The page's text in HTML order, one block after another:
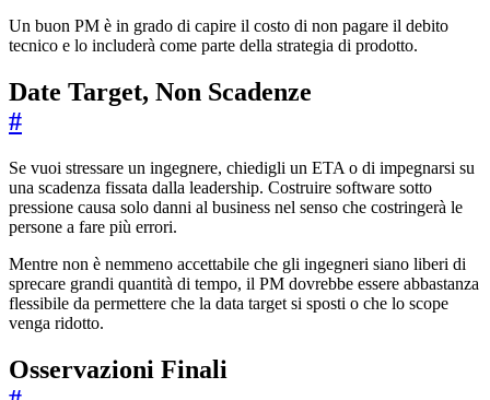
Un buon PM è in grado di capire il costo di non pagare il debito
tecnico e lo includerà come parte della strategia di prodotto.
Date Target, Non Scadenze
#
Se vuoi stressare un ingegnere, chiedigli un ETA o di impegnarsi su
una scadenza fissata dalla leadership. Costruire software sotto
pressione causa solo danni al business nel senso che costringerà le
persone a fare più errori.
Mentre non è nemmeno accettabile che gli ingegneri siano liberi di
sprecare grandi quantità di tempo, il PM dovrebbe essere abbastanza
flessibile da permettere che la data target si sposti o che lo scope
venga ridotto.
Osservazioni Finali